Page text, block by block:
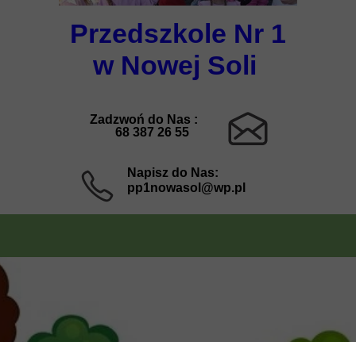
Napisz do Nas:
pp1nowasol@wp.pl
Zadzwoń do Nas :
68 387 26 55
Przedszkole Nr 1
w Nowej Soli